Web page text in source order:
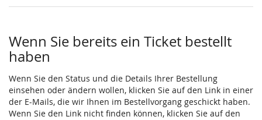
Wenn Sie bereits ein Ticket bestellt
haben
Wenn Sie den Status und die Details Ihrer Bestellung
einsehen oder ändern wollen, klicken Sie auf den Link in einer
der E-Mails, die wir Ihnen im Bestellvorgang geschickt haben.
Wenn Sie den Link nicht finden können, klicken Sie auf den